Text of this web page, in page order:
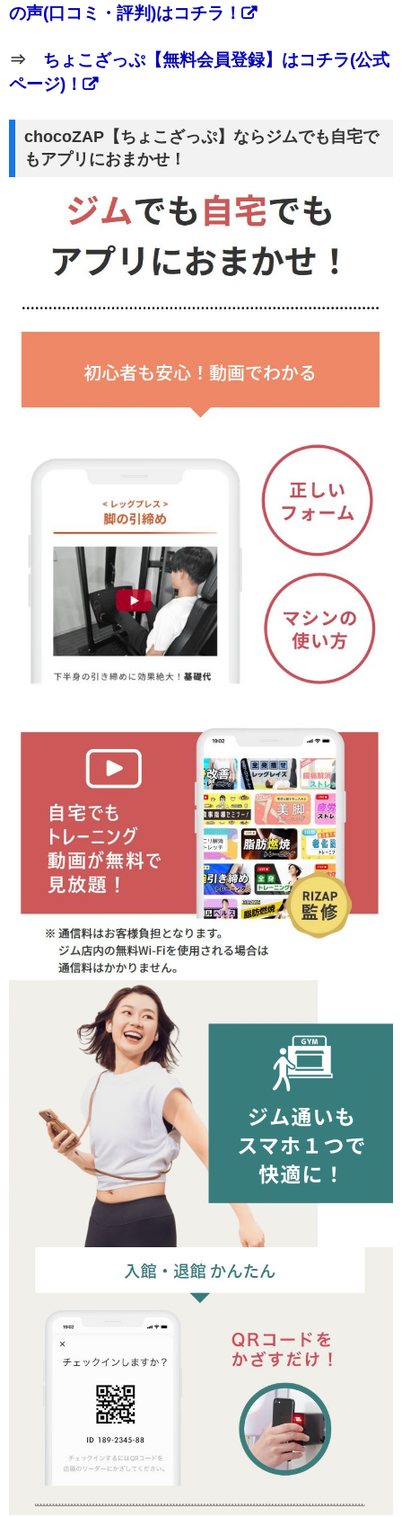
の声(口コミ・評判)はコチラ！
⇒ ちょこざっぷ【無料会員登録】はコチラ(公式
ページ)！
chocoZAP【ちょこざっぷ】ならジムでも自宅で
もアプリにおまかせ！